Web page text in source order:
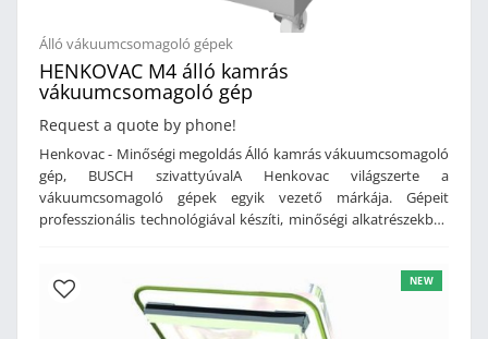
Álló vákuumcsomagoló gépek
HENKOVAC M4 álló kamrás
vákuumcsomagoló gép
Request a quote by phone!
Henkovac - Minőségi megoldás Álló kamrás vákuumcsomagoló
gép, BUSCH szivattyúvalA Henkovac világszerte a
vákuumcsomagoló gépek egyik vezető márkája. Gépeit
professzionális technológiával készíti, minőségi alkatrészekből.
meg. Álló, mobil vákuumcsomagoló gépeink alkalmasak
nagyobb termékek csomagolására. A digitális kijelzön keresztül
nyomon követhetjük a folyamatokat. Használata egyszerű,
NEW